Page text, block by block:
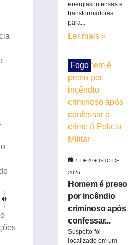
Santa Catarina registra aumento de 66,45% de
retoma nesta terça julgamento de Bolsonaro e mais
ferido
desviar
cachorro
colidir
poste
Bairro
Águas
Claras
energias intensas e
transformadoras
para...
Ler mais »
Fogo
5 DE AGOSTO DE
2026
Homem é preso
por incêndio
criminoso após
confessar...
Suspeito foi
localizado em um